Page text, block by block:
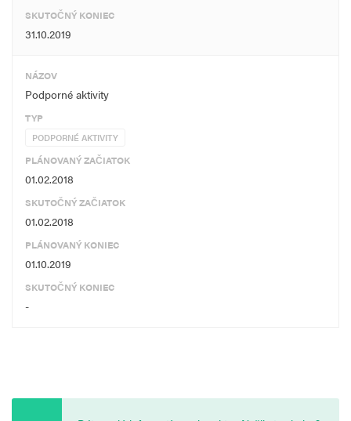
SKUTOČNÝ KONIEC
31.10.2019
NÁZOV
Podporné aktivity
TYP
PODPORNÉ AKTIVITY
PLÁNOVANÝ ZAČIATOK
01.02.2018
SKUTOČNÝ ZAČIATOK
01.02.2018
PLÁNOVANÝ KONIEC
01.10.2019
SKUTOČNÝ KONIEC
-